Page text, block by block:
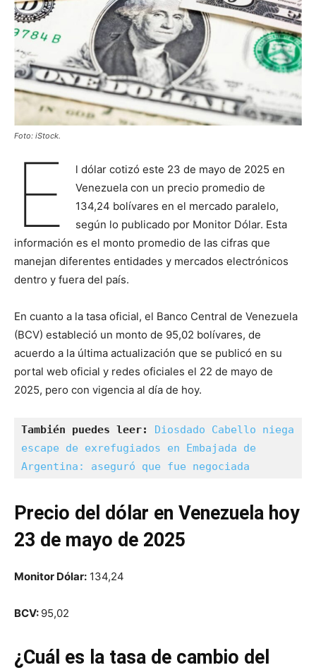
Foto: iStock.
E
l dólar cotizó este 23 de mayo de 2025 en
Venezuela con un precio promedio de
134,24 bolívares en el mercado paralelo,
según lo publicado por Monitor Dólar. Esta
información es el monto promedio de las cifras que
manejan diferentes entidades y mercados electrónicos
dentro y fuera del país.
En cuanto a la tasa oficial, el Banco Central de Venezuela
(BCV) estableció un monto de 95,02 bolívares, de
acuerdo a la última actualización que se publicó en su
portal web oficial y redes oficiales el 22 de mayo de
2025, pero con vigencia al día de hoy.
También puedes leer: Diosdado Cabello niega
escape de exrefugiados en Embajada de
Argentina: aseguró que fue negociada
Precio del dólar en Venezuela hoy
23 de mayo de 2025
Monitor Dólar: 134,24
BCV: 95,02
¿Cuál es la tasa de cambio del